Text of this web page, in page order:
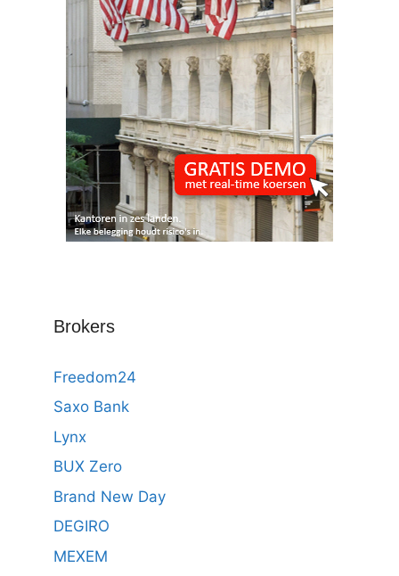
Brokers
Freedom24
Saxo Bank
Lynx
BUX Zero
Brand New Day
DEGIRO
MEXEM